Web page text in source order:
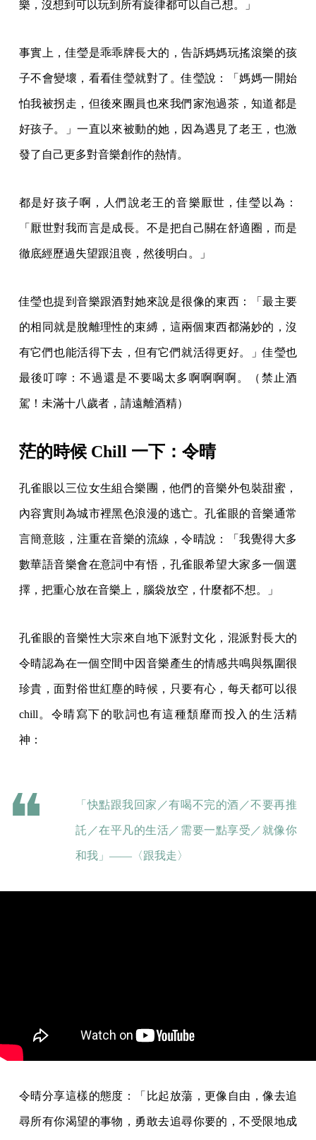
樂，沒想到可以玩到所有旋律都可以自己想。」
事實上，佳瑩是乖乖牌長大的，告訴媽媽玩搖滾樂的孩
子不會變壞，看看佳瑩就對了。佳瑩說：「媽媽一開始
怕我被拐走，但後來團員也來我們家泡過茶，知道都是
好孩子。」一直以來被動的她，因為遇見了老王，也激
發了自己更多對音樂創作的熱情。
都是好孩子啊，人們說老王的音樂厭世，佳瑩以為：
「厭世對我而言是成長。不是把自己關在舒適圈，而是
徹底經歷過失望跟沮喪，然後明白。」
佳瑩也提到音樂跟酒對她來說是很像的東西：「最主要
的相同就是脫離理性的束縛，這兩個東西都滿妙的，沒
有它們也能活得下去，但有它們就活得更好。」佳瑩也
最後叮嚀：不過還是不要喝太多啊啊啊啊。（禁止酒
駕！未滿十八歲者，請遠離酒精）
茫的時候 Chill 一下：令晴
孔雀眼以三位女生組合樂團，他們的音樂外包裝甜蜜，
內容實則為城市裡黑色浪漫的逃亡。孔雀眼的音樂通常
言簡意賅，注重在音樂的流線，令晴說：「我覺得大多
數華語音樂會在意詞中有悟，孔雀眼希望大家多一個選
擇，把重心放在音樂上，腦袋放空，什麼都不想。」
孔雀眼的音樂性大宗來自地下派對文化，混派對長大的
令晴認為在一個空間中因音樂產生的情感共鳴與氛圍很
珍貴，面對俗世紅塵的時候，只要有心，每天都可以很
chill。令晴寫下的歌詞也有這種頹靡而投入的生活精
神：
「快點跟我回家／有喝不完的酒／不要再推
託／在平凡的生活／需要一點享受／就像你
和我」——〈跟我走〉
令晴分享這樣的態度：「比起放蕩，更像自由，像去追
尋所有你渴望的事物，勇敢去追尋你要的，不受限地成